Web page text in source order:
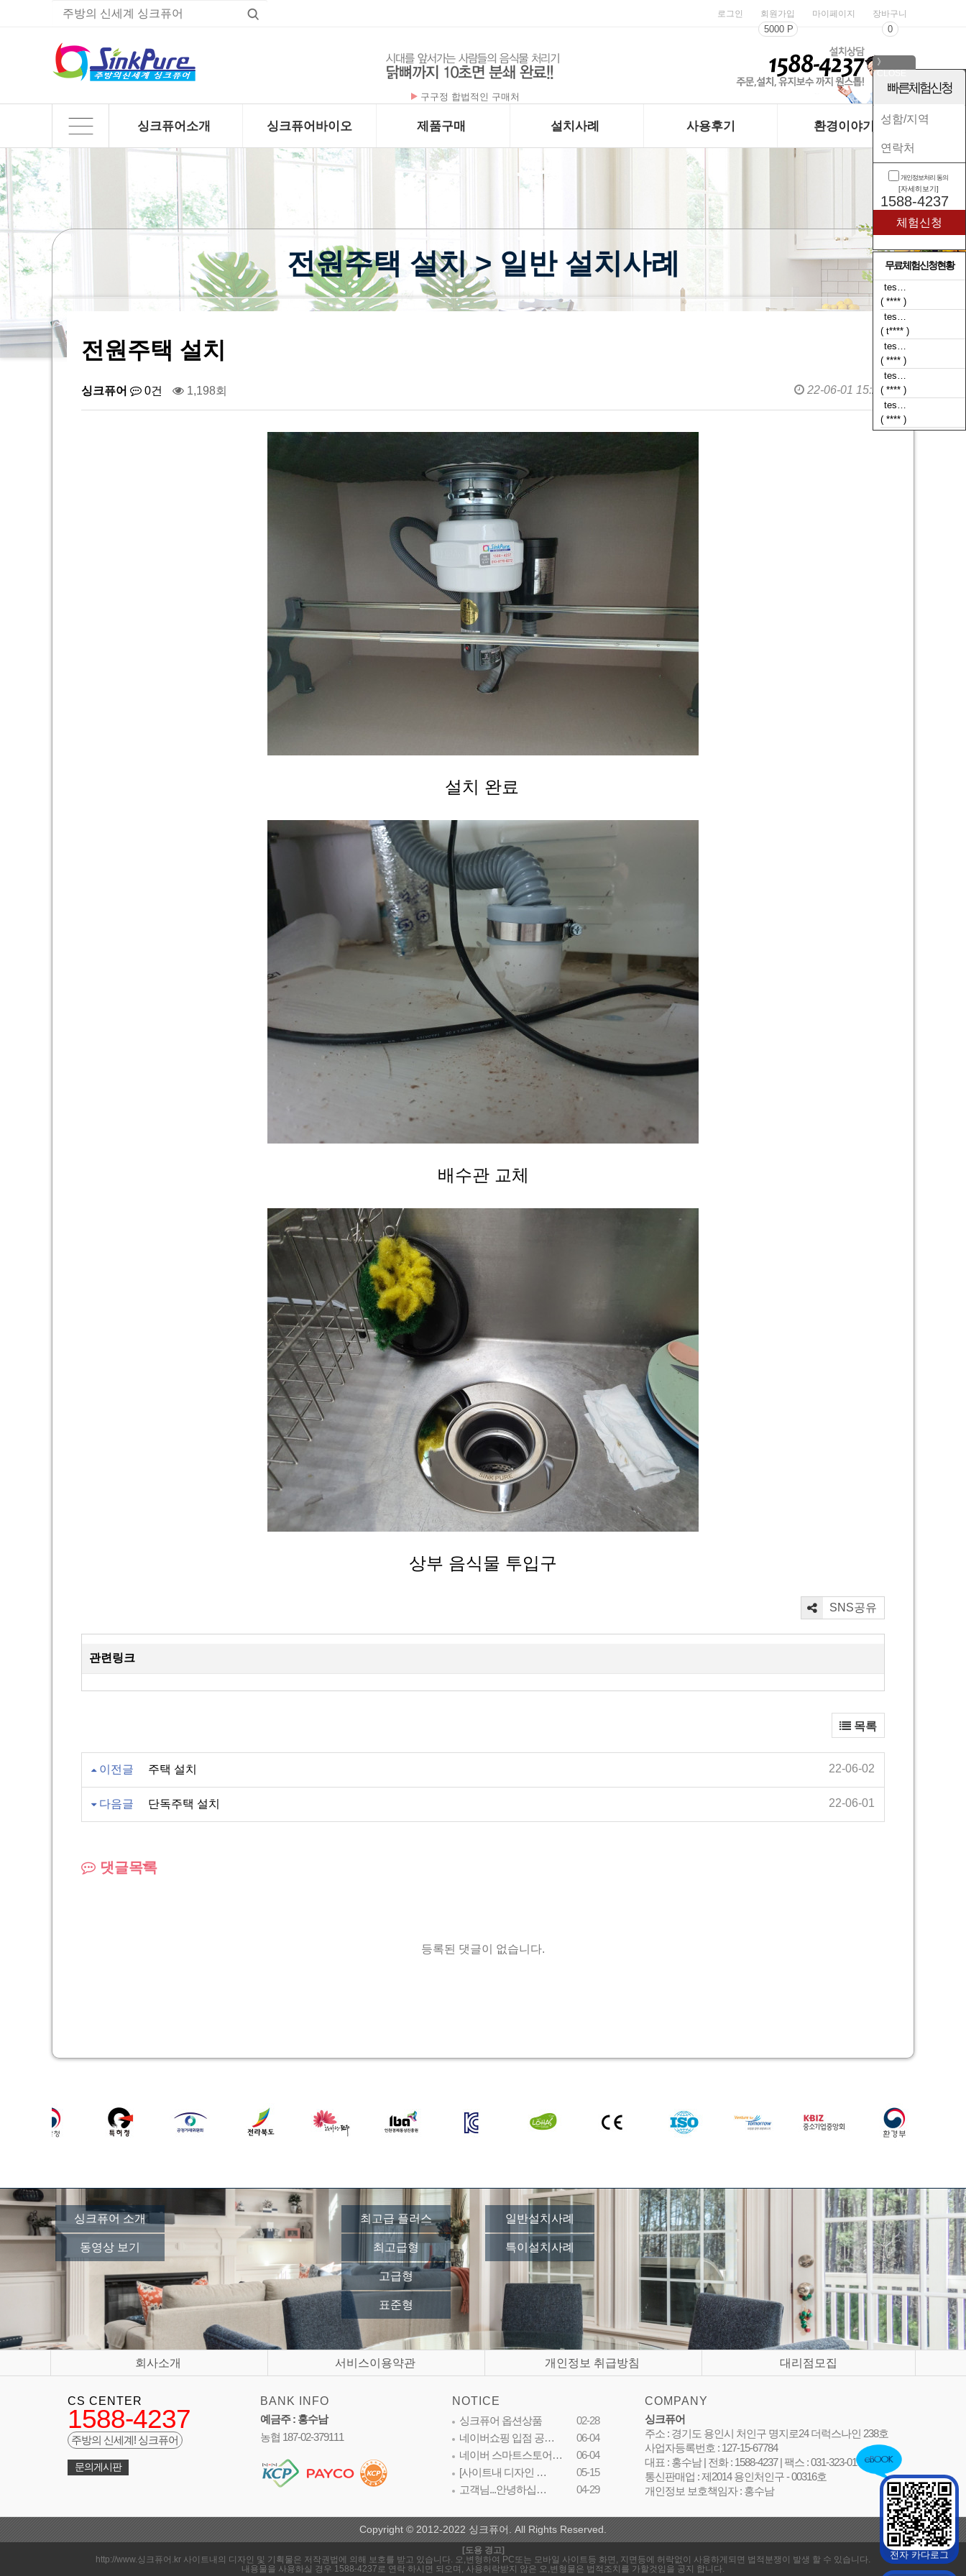
로그인 회원가입
5000 P
마이페이지 장바구니
0
구구정 합법적인 구매처
싱크퓨어소개 싱크퓨어바이오
제품구매
하위분류
설치사례
하위분류
사용후기 환경이야기
전원주택 설치 > 일반 설치사례
전원주택 설치
싱크퓨어 0건 1,198회 22-06-01 15:21
설치 완료
배수관 교체
상부 음식물 투입구
SNS공유
관련링크
목록
이전글 주택 설치 22-06-02
다음글 단독주택 설치 22-06-01
댓글목록
등록된 댓글이 없습니다.
싱크퓨어 소개
동영상 보기
최고급 플러스
최고급형
고급형
표준형
일반설치사례
특이설치사례
회사소개 서비스이용약관 개인정보 취급방침 대리점모집
전자 카다로그
CS CENTER
1588-4237
주방의 신세계! 싱크퓨어
문의게시판
BANK INFO
예금주 : 홍수남
농협 187-02-379111
NOTICE
싱크퓨어 옵션상품
02-28
네이버쇼핑 입점 공…
06-04
네이버 스마트스토어…
06-04
[사이트내 디자인 …
05-15
고객님...안녕하십…
04-29
COMPANY
싱크퓨어
주소 : 경기도 용인시 처인구 명지로24 더럭스나인 238호
사업자등록번호 : 127-15-67784
대표 : 홍수남 | 전화 : 1588-4237 | 팩스 : 031-323-0105
통신판매업 : 제2014 용인처인구 - 00316호
개인정보 보호책임자 : 홍수남
Copyright © 2012-2022 싱크퓨어. All Rights Reserved.
[도용 경고]
http://www.싱크퓨어.kr 사이트내의 디자인 및 기획물은 저작권법에 의해 보호를 받고 있습니다. 오,변형하여 PC또는 모바일 사이트등 화면, 지면등에 허락없이 사용하게되면 법적분쟁이 발생 할 수 있습니다.
내용물을 사용하실 경우 1588-4237로 연락 하시면 되오며, 사용허락받지 않은 오,변형물은 법적조치를 가할것임을 공지 합니다.
》
빠른체험신청
개인정보처리 동의
[자세히보기]
1588-4237
무료체험신청현황
tes…
( **** )
tes…
( t**** )
tes…
( **** )
tes…
( **** )
tes…
( **** )